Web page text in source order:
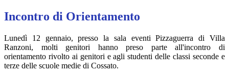
Incontro di Orientamento
Lunedì 12 gennaio, presso la sala eventi Pizzaguerra di Villa
Ranzoni, molti genitori hanno preso parte all'incontro di
orientamento rivolto ai genitori e agli studenti delle classi seconde e
terze delle scuole medie di Cossato.